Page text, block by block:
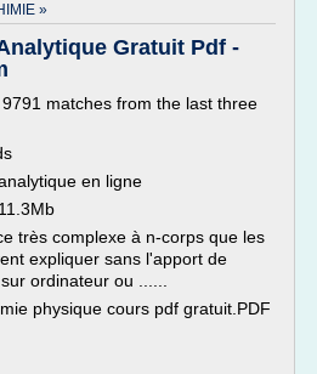
»
Gratuit Pdf -
matches from the last three
en ligne
très complexe à n-corps que les
expliquer sans l'apport de
ordinateur ou ......
physique cours pdf gratuit.PDF